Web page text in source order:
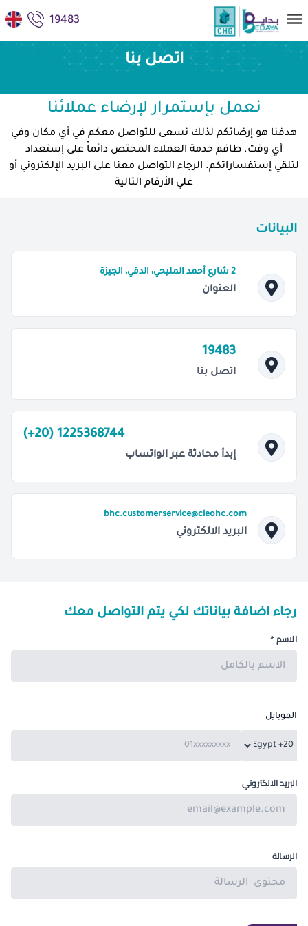
اتصل بنا
نعمل بإستمرار لإرضاء عملائنا
هدفنا هو إرضائكم لذلك نسعى للتواصل معكم في أي مكان وفي
أي وقت. طاقم خدمة العملاء المختص دائماً على إستعداد
لتلقي إستفساراتكم. الرجاء التواصل معنا على البريد الإلكتروني أو
علي الأرقام التالية
البيانات
2 شارع أحمد المليحي، الدقي، الجيزة
العنوان
19483
اتصل بنا
(+20) 1225368744
إبدأ محادثة عبر الواتساب
bhc.customerservice@cleohc.com
البريد الالكتروني
رجاء اضافة بياناتك لكي يتم التواصل معك
الاسم *
الموبايل
البريد الالكتروني
الرسالة
19483